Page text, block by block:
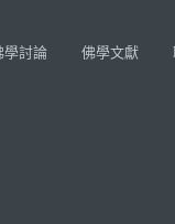
學討論 佛學文獻